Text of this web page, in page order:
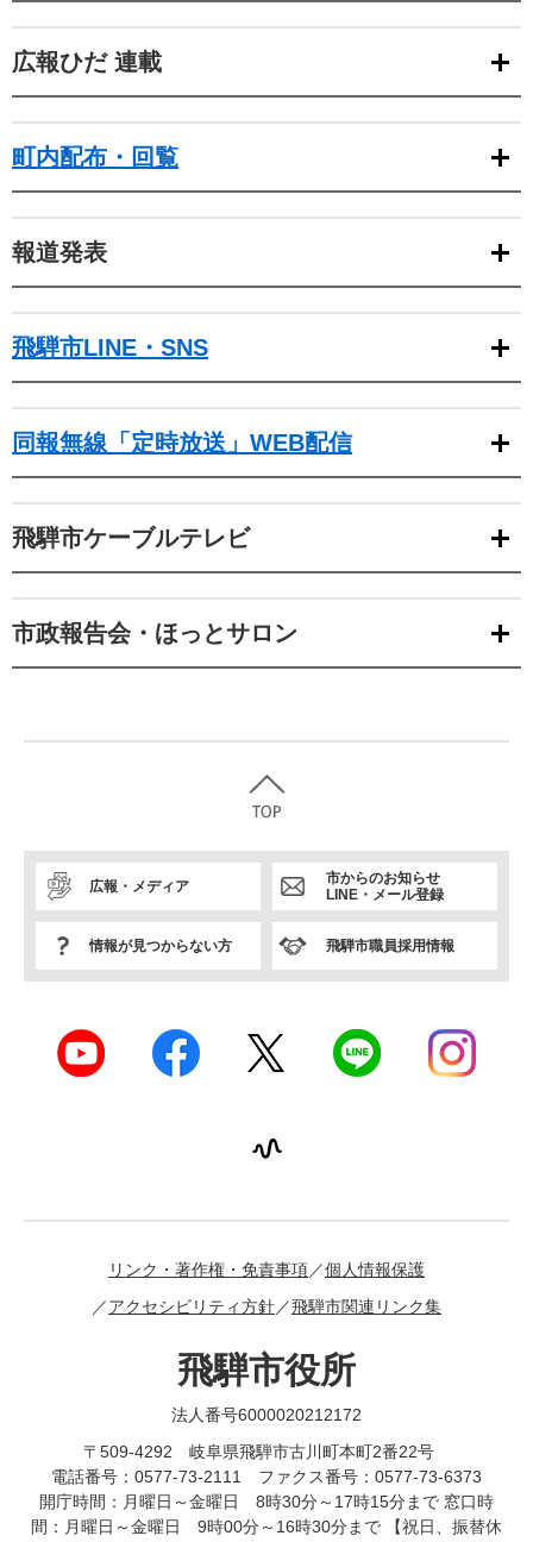
広報ひだ 連載
町内配布・回覧
報道発表
飛騨市LINE・SNS
同報無線「定時放送」WEB配信
飛騨市ケーブルテレビ
市政報告会・ほっとサロン
広報・メディア
市からのお知らせ
LINE・メール登録
情報が見つからない方 飛騨市職員採用情報
リンク・著作権・免責事項
個人情報保護
アクセシビリティ方針
飛騨市関連リンク集
飛騨市役所
法人番号6000020212172
〒509-4292 岐阜県飛騨市古川町本町2番22号
電話番号：0577-73-2111 ファクス番号：0577-73-6373
開庁時間：月曜日～金曜日 8時30分～17時15分まで 窓口時
間：月曜日～金曜日 9時00分～16時30分まで 【祝日、振替休